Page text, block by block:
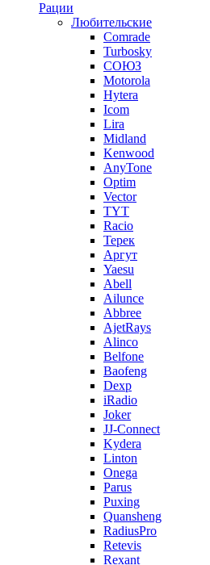
Рации
Любительские
Comrade
Turbosky
СОЮЗ
Motorola
Hytera
Icom
Lira
Midland
Kenwood
AnyTone
Optim
Vector
TYT
Racio
Терек
Аргут
Yaesu
Abell
Ailunce
Abbree
AjetRays
Alinco
Belfone
Baofeng
Dexp
iRadio
Joker
JJ-Connect
Kydera
Linton
Onega
Parus
Puxing
Quansheng
RadiusPro
Retevis
Rexant